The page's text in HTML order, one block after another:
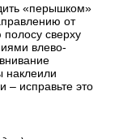
«перышком»
от
сверху
влево-
наклеили
– исправьте это